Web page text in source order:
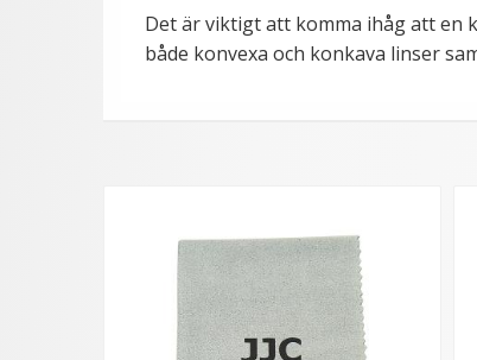
Det är viktigt att komma ihåg att en
både konvexa och konkava linser